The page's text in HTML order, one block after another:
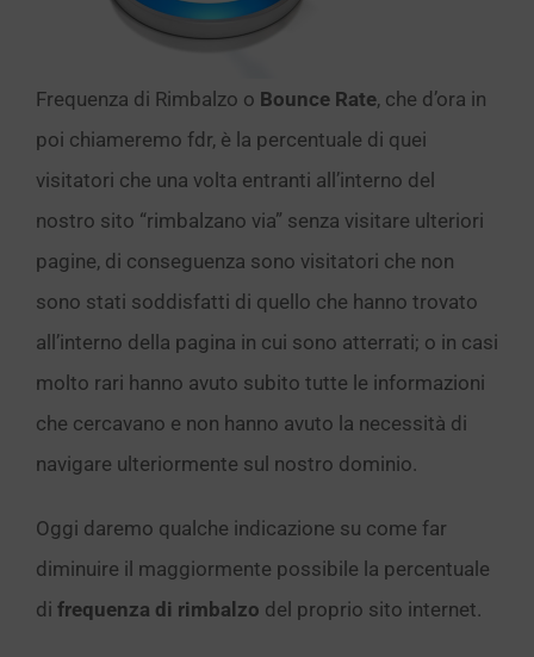
Frequenza di Rimbalzo o Bounce Rate, che d’ora in
poi chiameremo fdr, è la percentuale di quei
visitatori che una volta entranti all’interno del
nostro sito “rimbalzano via” senza visitare ulteriori
pagine, di conseguenza sono visitatori che non
sono stati soddisfatti di quello che hanno trovato
all’interno della pagina in cui sono atterrati; o in casi
molto rari hanno avuto subito tutte le informazioni
che cercavano e non hanno avuto la necessità di
navigare ulteriormente sul nostro dominio.
Oggi daremo qualche indicazione su come far
diminuire il maggiormente possibile la percentuale
di frequenza di rimbalzo del proprio sito internet.